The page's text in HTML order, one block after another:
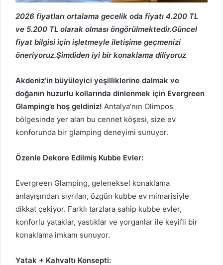
2026 fiyatları ortalama gecelik oda fiyatı 4.200 TL
ve 5.200 TL olarak olması öngörülmektedir.Güncel
fiyat bilgisi için işletmeyle iletişime geçmenizi
öneriyoruz.Şimdiden iyi bir konaklama diliyoruz
Akdeniz’in büyüleyici yeşilliklerine dalmak ve
doğanın huzurlu kollarında dinlenmek için Evergreen
Glamping’e hoş geldiniz! Antalya’nın Olimpos
bölgesinde yer alan bu cennet köşesi, size ev
konforunda bir glamping deneyimi sunuyor.
Özenle Dekore Edilmiş Kubbe Evler:
Evergreen Glamping, geleneksel konaklama
anlayışından sıyrılan, özgün kubbe ev mimarisiyle
dikkat çekiyor. Farklı tarzlara sahip kubbe evler,
konforlu yataklar, yastıklar ve yorganlar ile keyifli bir
konaklama imkanı sunuyor.
Yatak + Kahvaltı Konsepti: